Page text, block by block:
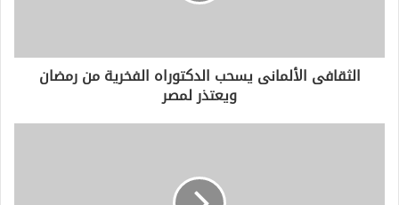
ر
الثقافى الألمانى يسحب الدكتوراه الفخرية من رمضان
ويعتذر لمصر